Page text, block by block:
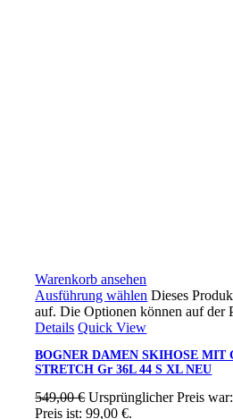
Warenkorb ansehen
Ausführung wählen Dieses
auf. Die Optionen können auf der
Details Quick View
BOGNER DAMEN SKIHOSE
STRETCH Gr 36L 44 S XL NEU
549,00€ Ursprünglicher Preis
Preis ist: 99,00 €.